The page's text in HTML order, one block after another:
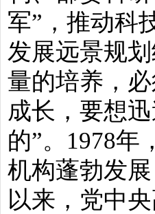
军”，推动科
发展远景规
量的培养，
成长，要想
的”。1978年
机构蓬勃发
以来，党中